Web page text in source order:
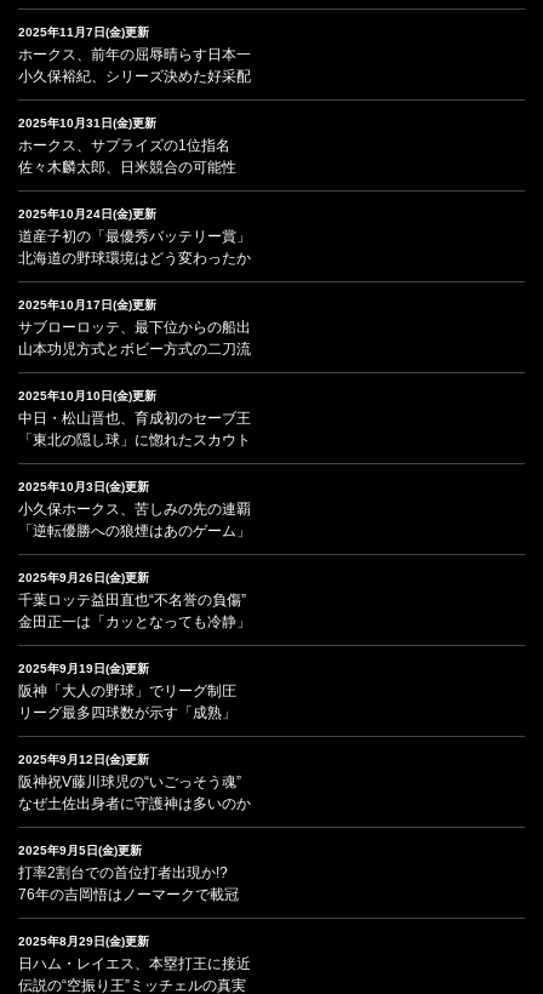
2025年11月7日(金)更新
ホークス、前年の屈辱晴らす日本一
小久保裕紀、シリーズ決めた好采配
2025年10月31日(金)更新
ホークス、サプライズの1位指名
佐々木麟太郎、日米競合の可能性
2025年10月24日(金)更新
道産子初の「最優秀バッテリー賞」
北海道の野球環境はどう変わったか
2025年10月17日(金)更新
サブローロッテ、最下位からの船出
山本功児方式とボビー方式の二刀流
2025年10月10日(金)更新
中日・松山晋也、育成初のセーブ王
「東北の隠し球」に惚れたスカウト
2025年10月3日(金)更新
小久保ホークス、苦しみの先の連覇
「逆転優勝への狼煙はあのゲーム」
2025年9月26日(金)更新
千葉ロッテ益田直也“不名誉の負傷”
金田正一は「カッとなっても冷静」
2025年9月19日(金)更新
阪神「大人の野球」でリーグ制圧
リーグ最多四球数が示す「成熟」
2025年9月12日(金)更新
阪神祝V藤川球児の“いごっそう魂”
なぜ土佐出身者に守護神は多いのか
2025年9月5日(金)更新
打率2割台での首位打者出現か!?
76年の吉岡悟はノーマークで載冠
2025年8月29日(金)更新
日ハム・レイエス、本塁打王に接近
伝説の“空振り王”ミッチェルの真実